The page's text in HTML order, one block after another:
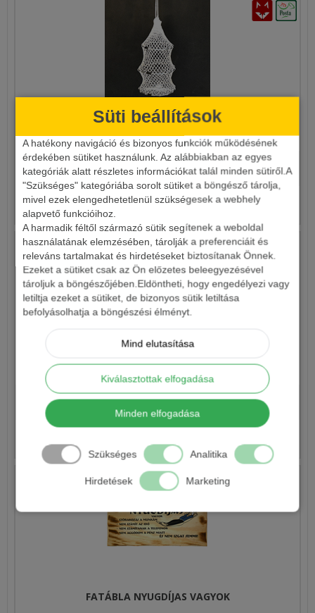
Süti beállítások
A hatékony navigáció és bizonyos funkciók működésének
érdekében sütiket használunk. Az alábbiakban az egyes
kategóriák alatt részletes információkat talál minden sütiről.A
"Szükséges" kategóriába sorolt sütiket a böngésző tárolja,
mivel ezek elengedhetetlenül szükségesek a webhely
alapvető funkcióihoz.
A harmadik féltől származó sütik segítenek a weboldal
használatának elemzésében, tárolják a preferenciáit és
releváns tartalmakat és hirdetéseket biztosítanak Önnek.
Ezeket a sütiket csak az Ön előzetes beleegyezésével
tároljuk a böngészőjében.Eldöntheti, hogy engedélyezi vagy
letiltja ezeket a sütiket, de bizonyos sütik letiltása
befolyásolhatja a böngészési élményt.
Mind elutasítása
Kiválasztottak elfogadása
Minden elfogadása
Szükséges Analitika
Hirdetések Marketing
1 990 Ft
Részletek
FATÁBLA FELESÉGEMET IGEN A KUTYÁMAT TALÁN
940 Ft
FATÁBLA NYUGDÍJAS VAGYOK